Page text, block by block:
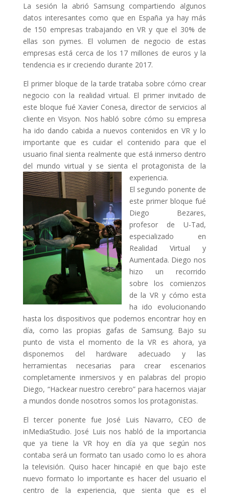
La sesión la abrió Samsung compartiendo algunos
datos interesantes como que en España ya hay más
de 150 empresas trabajando en VR y que el 30% de
ellas son pymes. El volumen de negocio de estas
empresas está cerca de los 17 millones de euros y la
tendencia es ir creciendo durante 2017.
El primer bloque de la tarde trataba sobre cómo crear
negocio con la realidad virtual. El primer invitado de
este bloque fué Xavier Conesa, director de servicios al
cliente en Visyon. Nos habló sobre cómo su empresa
ha ido dando cabida a nuevos contenidos en VR y lo
importante que es cuidar el contenido para que el
usuario final sienta realmente que está inmerso dentro
del mundo virtual y se sienta el protagonista de la
experiencia.
El segundo ponente de
este primer bloque fué
Diego Bezares,
profesor de U-Tad,
especializado en
Realidad Virtual y
Aumentada. Diego nos
hizo un recorrido
sobre los comienzos
de la VR y cómo esta
ha ido evolucionando
hasta los dispositivos que podemos encontrar hoy en
día, como las propias gafas de Samsung. Bajo su
punto de vista el momento de la VR es ahora, ya
disponemos del hardware adecuado y las
herramientas necesarias para crear escenarios
completamente inmersivos y en palabras del propio
Diego, “Hackear nuestro cerebro” para hacernos viajar
a mundos donde nosotros somos los protagonistas.
El tercer ponente fue José Luis Navarro, CEO de
inMediaStudio. José Luis nos habló de la importancia
que ya tiene la VR hoy en día ya que según nos
contaba será un formato tan usado como lo es ahora
la televisión. Quiso hacer hincapié en que bajo este
nuevo formato lo importante es hacer del usuario el
centro de la experiencia, que sienta que es el